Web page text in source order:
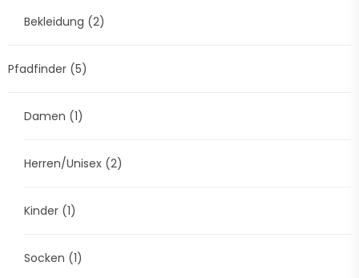
Bekleidung (2)
Pfadfinder (5)
Damen (1)
Herren/Unisex (2)
Kinder (1)
Socken (1)